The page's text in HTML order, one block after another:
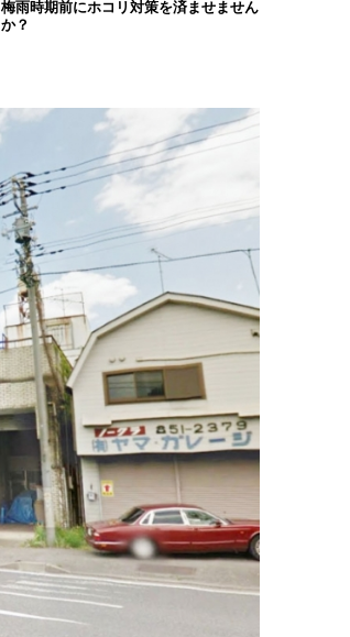
梅雨時期前にホコリ対策を済ませません
か？